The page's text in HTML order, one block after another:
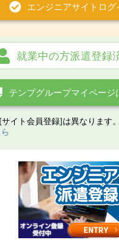
エンジニアサイト ログ
就業中の方派遣登録
テンプグループマイページ
イト会員登録]は異なります。